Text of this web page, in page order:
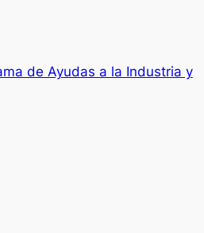
de Ayudas a la Industria y